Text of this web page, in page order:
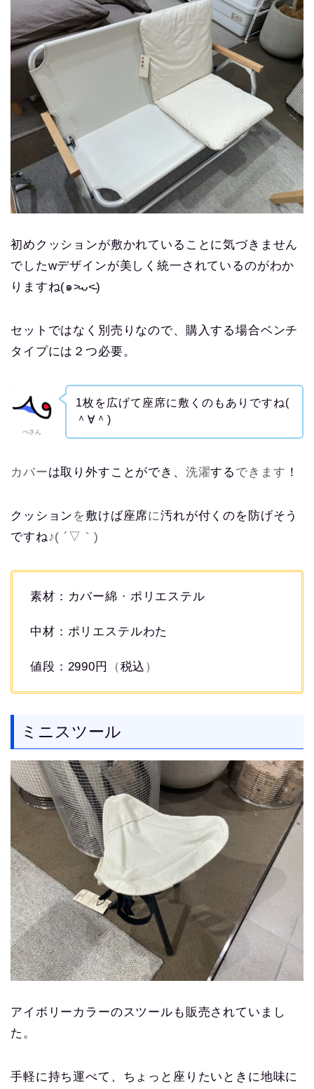
初めクッションが敷かれていることに気づきません
でしたwデザインが美しく統一されているのがわか
りますね(๑˃̵ᴗ˂̵)
セットではなく別売りなので、購入する場合ベンチ
タイプには２つ必要。
ぺさん
1枚を広げて座席に敷くのもありですね(
＾∀＾)
カバーは取り外すことができ、 洗濯する できます ！
クッション を敷けば座席に汚れが付くのを防げそう
ですね♪( ´ ▽｀ )
素材：カバー綿 ・ ポリエステル
中材：ポリエステルわた
値段：2990円 （税込 ）
ミニスツール
アイボリーカラーのスツールも販売されていまし
た。
手軽に持ち運べて、ちょっと座りたいときに地味に